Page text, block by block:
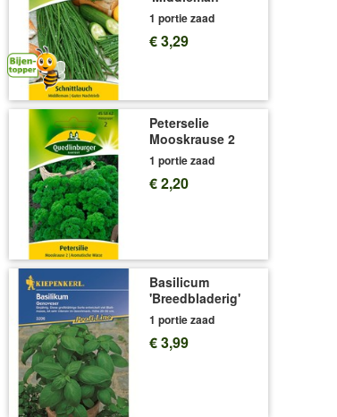
1 portie zaad
€ 3,29
Peterselie
Mooskrause 2
1 portie zaad
€ 2,20
Basilicum
'Breedbladerig'
1 portie zaad
€ 3,99